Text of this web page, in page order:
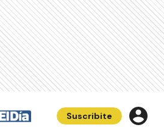
Suscribite